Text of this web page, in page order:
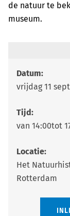
de natuur te
museum.
Datum:
vrijdag 11
Tijd:
van 14:00tot
Locatie:
Het
Rotterdam